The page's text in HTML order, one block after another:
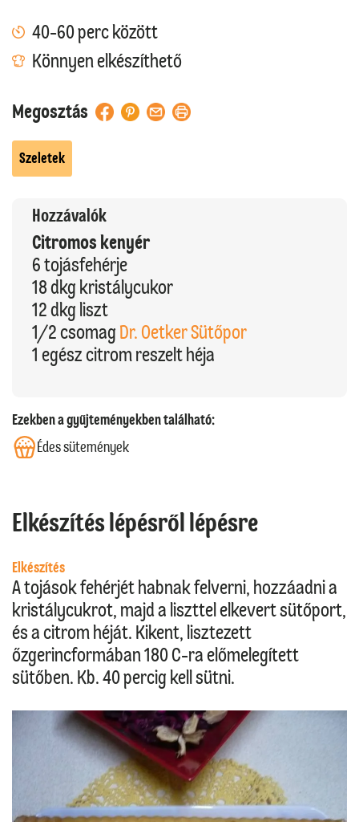
40-60 perc között
Könnyen elkészíthető
Megosztás
Szeletek
Hozzávalók
Citromos kenyér
6 tojásfehérje
18 dkg kristálycukor
12 dkg liszt
1/2 csomag Dr. Oetker Sütőpor
1 egész citrom reszelt héja
Ezekben a gyűjteményekben található:
Édes sütemények
Elkészítés lépésről lépésre
Elkészítés
A tojások fehérjét habnak felverni, hozzáadni a
kristálycukrot, majd a liszttel elkevert sütőport,
és a citrom héját. Kikent, lisztezett
őzgerincformában 180 C-ra előmelegített
sütőben. Kb. 40 percig kell sütni.